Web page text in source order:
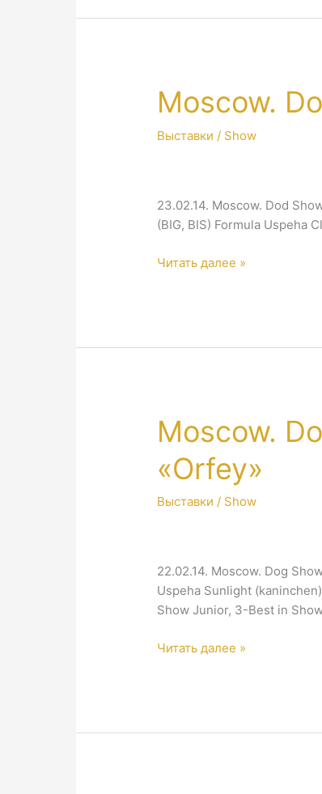
Moscow.
Выставки / Show
23.02.14. Moscow. Dod
(BIG, BIS) Formula Uspeha
Moscow.
Читать далее »
Moscow.
«Orfey»
Выставки / Show
22.02.14. Moscow. Dog
Uspeha Sunlight
Show Junior, 3-Best in
Moscow.
Читать далее »